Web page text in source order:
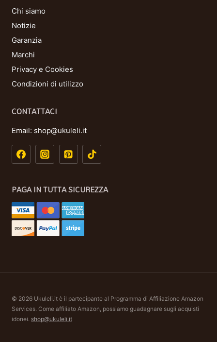
Chi siamo
Notizie
Garanzia
Marchi
Privacy e Cookies
Condizioni di utilizzo
CONTATTACI
Email: shop@ukuleli.it
PAGA IN TUTTA SICUREZZA
© 2026 Ukuleli.it è il partecipante al Programma di Affiliazione Amazon
Services. Come affiliato Amazon, possiamo guadagnare sugli acquisti
idonei. shop@ukuleli.it